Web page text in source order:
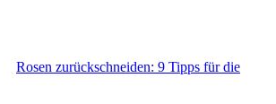
Rosen zurückschneiden: 9 Tipps für die